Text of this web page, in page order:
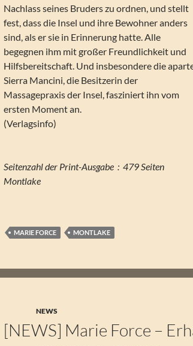
Nachlass seines Bruders zu ordnen, und stellt
fest, dass die Insel und ihre Bewohner anders
sind, als er sie in Erinnerung hatte. Alle
begegnen ihm mit großer Freundlichkeit und
Hilfsbereitschaft. Und insbesondere die
Sierra Mancini, die Besitzerin der
Massagepraxis der Insel, fasziniert ihn vom
ersten Moment an.
(Verlagsinfo)
Seitenzahl der Print-Ausgabe ‏ : ‎ 479 Seiten
Montlake
MARIE FORCE MONTLAKE
NEWS
[NEWS] Marie Force –